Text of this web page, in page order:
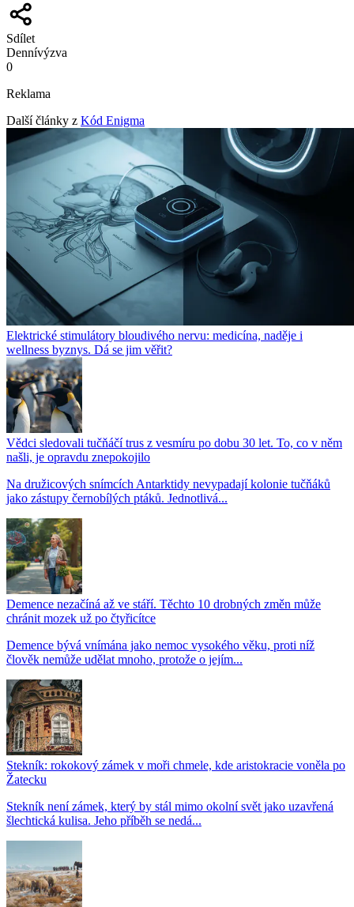
Sdílet
Dennívýzva
0
Reklama
Další články z Kód Enigma
Elektrické stimulátory bloudivého nervu: medicína, naděje i
wellness byznys. Dá se jim věřit?
Vědci sledovali tučňáčí trus z vesmíru po dobu 30 let. To, co v něm
našli, je opravdu znepokojilo
Na družicových snímcích Antarktidy nevypadají kolonie tučňáků
jako zástupy černobílých ptáků. Jednotlivá...
Demence nezačíná až ve stáří. Těchto 10 drobných změn může
chránit mozek už po čtyřicítce
Demence bývá vnímána jako nemoc vysokého věku, proti níž
člověk nemůže udělat mnoho, protože o jejím...
Stekník: rokokový zámek v moři chmele, kde aristokracie voněla po
Žatecku
Stekník není zámek, který by stál mimo okolní svět jako uzavřená
šlechtická kulisa. Jeho příběh se nedá...